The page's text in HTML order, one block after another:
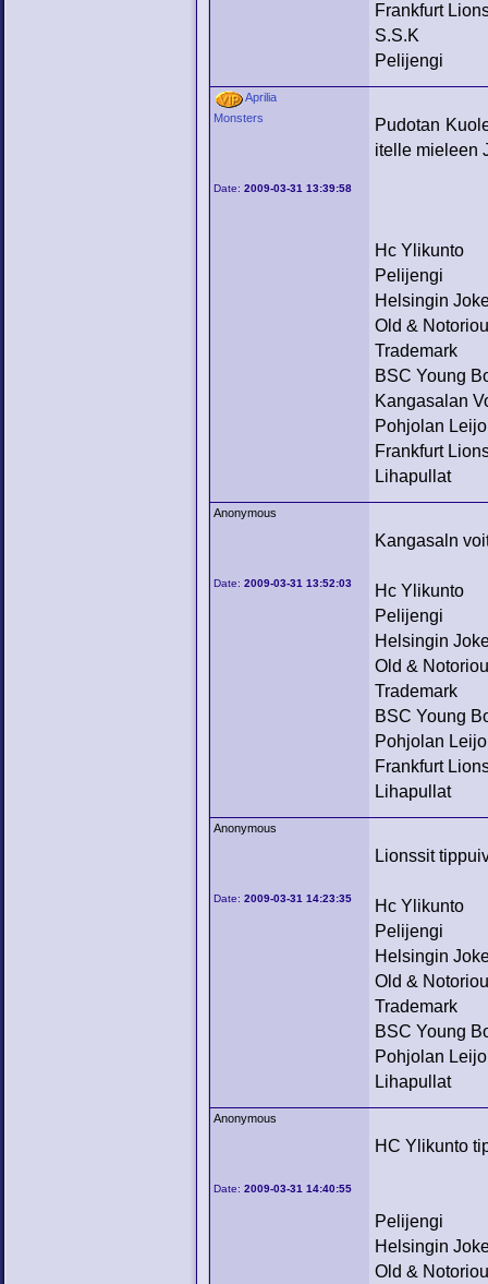
Frankfurt
S.S.K
Pelijengi
Aprilia
Monsters
Date:2009-03-31 13:39:58
Pudotan
itelle mieleen
Hc Ylikunto
Pelijengi
Helsingin
Old &
Trademark
BSC Young
Kangasalan
Pohjolan
Frankfurt
Lihapullat
Anonymous
Date:2009-03-31 13:52:03
Kangasaln
Hc Ylikunto
Pelijengi
Helsingin
Old &
Trademark
BSC Young
Pohjolan
Frankfurt
Lihapullat
Anonymous
Date:2009-03-31 14:23:35
Lionssit
Hc Ylikunto
Pelijengi
Helsingin
Old &
Trademark
BSC Young
Pohjolan
Lihapullat
Anonymous
Date:2009-03-31 14:40:55
HC Ylikunto
Pelijengi
Helsingin
Old &